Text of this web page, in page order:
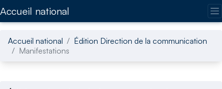
Accueil national
Accueil national
Édition Direction de la communication
Manifestations